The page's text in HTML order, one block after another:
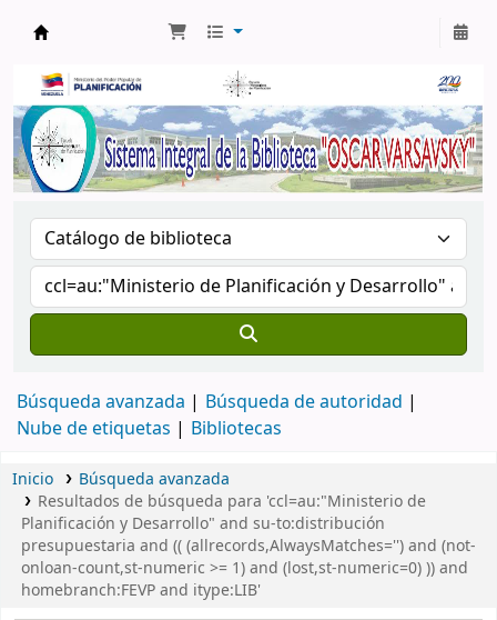
Búsqueda avanzada
Búsqueda de autoridad
Nube de etiquetas
Bibliotecas
Inicio
Búsqueda avanzada
Resultados de búsqueda para 'ccl=au:"Ministerio de
Planificación y Desarrollo" and su-to:distribución
presupuestaria and (( (allrecords,AlwaysMatches='') and (not-
onloan-count,st-numeric >= 1) and (lost,st-numeric=0) )) and
homebranch:FEVP and itype:LIB'